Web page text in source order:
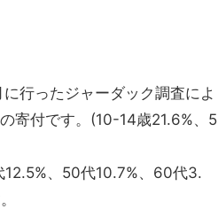
行ったジャーダック調査によ
寄付です。(10-14歳21.6%、5
、50代10.7%、60代3.